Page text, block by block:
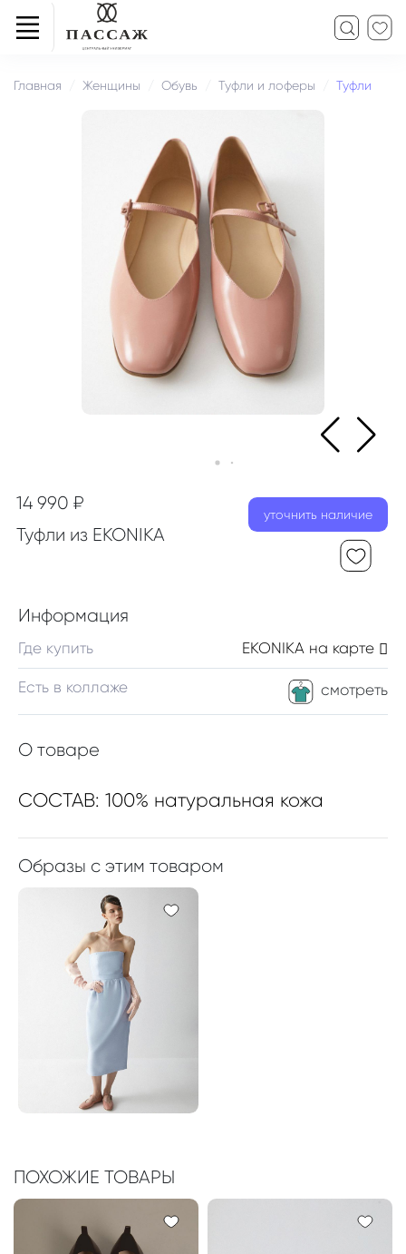
Главная Женщины Обувь Туфли и лоферы Туфли
14 990 ₽
Туфли из EKONIKA
уточнить наличие
Информация
EKONIKA на карте
Где купить
смотреть
Есть в коллаже
О товаре
СОСТАВ: 100% натуральная кожа
Образы с этим товаром
ПОХОЖИЕ ТОВАРЫ